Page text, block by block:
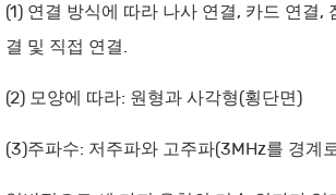
(1) 연결 방식에 따라 나사 연결, 카드 연결,
결 및 직접 연결.
(2) 모양에 따라: 원형과 사각형(횡단면)
(3)주파수: 저주파와 고주파(3MHz를 경계